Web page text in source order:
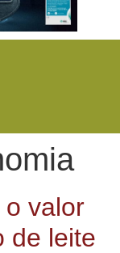
valor
de leite